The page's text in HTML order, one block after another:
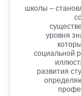
школы –
уровня
социальной
развития